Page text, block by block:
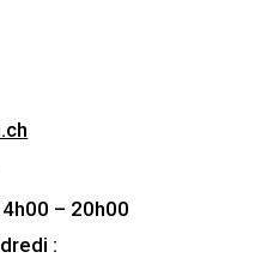
– 20h00
: